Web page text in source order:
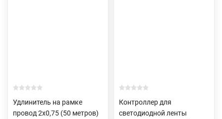
Удлинитель на рамке
провод 2х0,75 (50 метров)
Контроллер для
светодиодной ленты